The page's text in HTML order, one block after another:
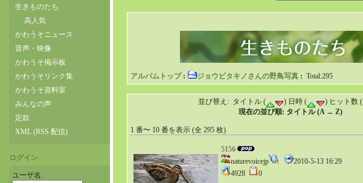
生きものたち
高人気
かわうそニュース
音声・映像
かわうそ掲示板
かわうそリンク集
かわうそ資料室
みんなの声
定款
XML (RSS 配信)
ログイン
ユーザ名:
アルバムトップ: ジョウビタキノさんの野鳥写真 : Total:295
並び替え: タイトル ( ) 日時 ( ) ヒット数 (
現在の並び順: タイトル (A → Z)
1 番〜 10 番を表示 (全 295 枚)
5156
naturevoicejp
2010-5-13 16:29
4928
0